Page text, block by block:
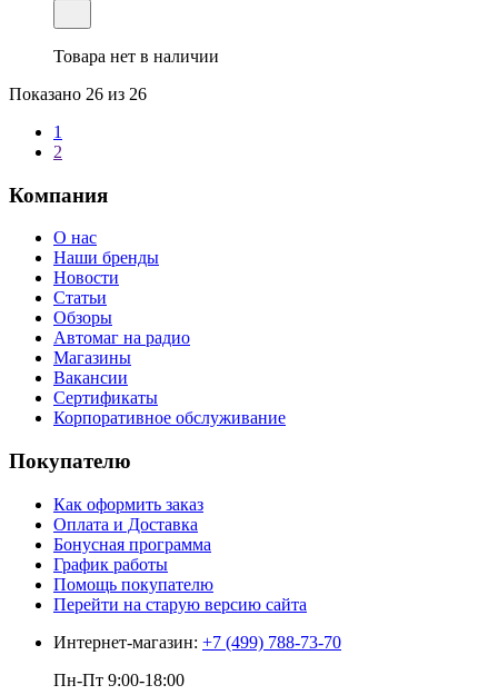
Товара нет в наличии
Показано 26 из 26
1
2
Компания
О нас
Наши бренды
Новости
Статьи
Обзоры
Автомаг на радио
Магазины
Вакансии
Сертификаты
Корпоративное обслуживание
Покупателю
Как оформить заказ
Оплата и Доставка
Бонусная программа
График работы
Помощь покупателю
Перейти на старую версию сайта
Интернет-магазин: +7 (499) 788-73-70
Пн-Пт 9:00-18:00